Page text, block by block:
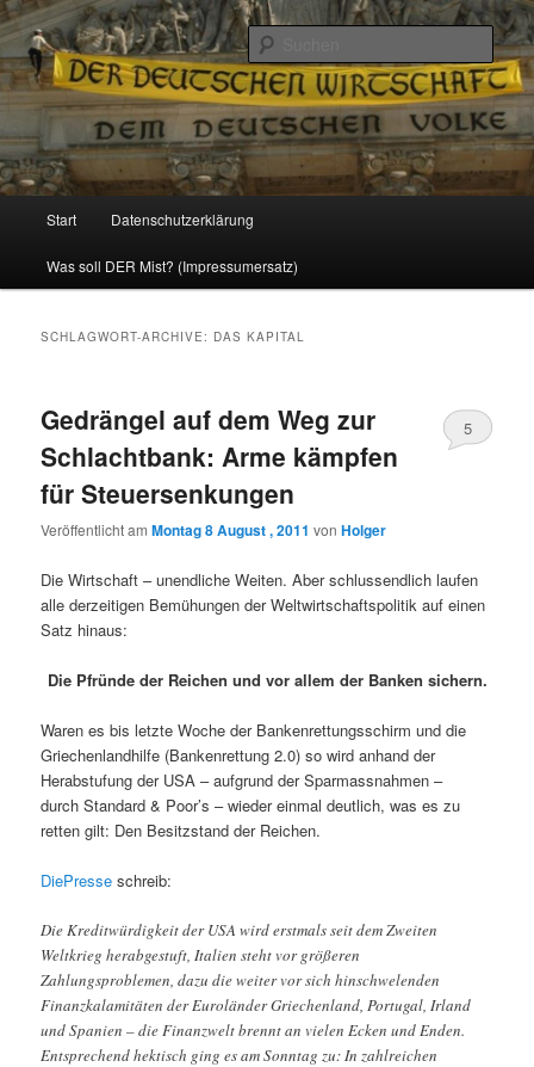
Reizzentrum
Politik, Wirtschaft, Soziales und Gesellschaft
Zum
Inhalt
Zum
sekundären
Start Datenschutzerklärung
Was soll DER Mist? (Impressumersatz)
SCHLAGWORT-ARCHIVE: DAS KAPITAL
Gedrängel auf dem Weg zur
Schlachtbank: Arme kämpfen
für Steuersenkungen
Veröffentlicht amMontag 8 August , 2011 vonHolger
5
Die Wirtschaft – unendliche Weiten. Aber schlussendlich laufen
alle derzeitigen Bemühungen der Weltwirtschaftspolitik auf einen
Satz hinaus:
Die Pfründe der Reichen und vor allem der Banken sichern.
Waren es bis letzte Woche der Bankenrettungsschirm und die
Griechenlandhilfe (Bankenrettung 2.0) so wird anhand der
Herabstufung der USA – aufgrund der Sparmassnahmen –
durch Standard & Poor’s – wieder einmal deutlich, was es zu
retten gilt: Den Besitzstand der Reichen.
DiePresse schreib:
Die Kreditwürdigkeit der USA wird erstmals seit dem Zweiten
Weltkrieg herabgestuft, Italien steht vor größeren
Zahlungsproblemen, dazu die weiter vor sich hinschwelenden
Finanzkalamitäten der Euroländer Griechenland, Portugal, Irland
und Spanien – die Finanzwelt brennt an vielen Ecken und Enden.
Entsprechend hektisch ging es am Sonntag zu: In zahlreichen